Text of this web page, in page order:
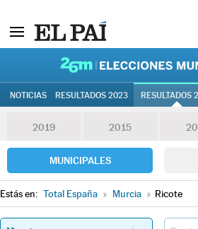
NOTICIAS RESULTADOS 2023 RESULTADOS
2019 2015
MUNICIPALES
Estás en: Total España » Murcia » Ricote